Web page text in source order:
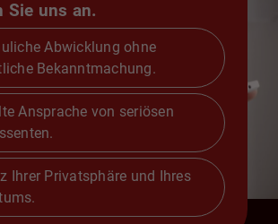
Sie uns an.
Abwicklung ohne
Bekanntmachung.
Ansprache von seriösen
Ihrer Privatsphäre und Ihres